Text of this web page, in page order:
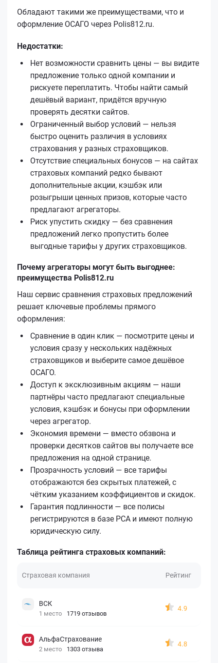
Обладают такими же преимуществами, что и
оформление ОСАГО через Polis812.ru.
Недостатки:
Нет возможности сравнить цены — вы видите
предложение только одной компании и
рискуете переплатить. Чтобы найти самый
дешёвый вариант, придётся вручную
проверять десятки сайтов.
Ограниченный выбор условий — нельзя
быстро оценить различия в условиях
страхования у разных страховщиков.
Отсутствие специальных бонусов — на сайтах
страховых компаний редко бывают
дополнительные акции, кэшбэк или
розыгрыши ценных призов, которые часто
предлагают агрегаторы.
Риск упустить скидку — без сравнения
предложений легко пропустить более
выгодные тарифы у других страховщиков.
Почему агрегаторы могут быть выгоднее:
преимущества Polis812.ru
Наш сервис сравнения страховых предложений
решает ключевые проблемы прямого
оформления:
Сравнение в один клик — посмотрите цены и
условия сразу у нескольких надёжных
страховщиков и выберите самое дешёвое
ОСАГО.
Доступ к эксклюзивным акциям — наши
партнёры часто предлагают специальные
условия, кэшбэк и бонусы при оформлении
через агрегатор.
Экономия времени — вместо обзвона и
проверки десятков сайтов вы получаете все
предложения на одной странице.
Прозрачность условий — все тарифы
отображаются без скрытых платежей, с
чётким указанием коэффициентов и скидок.
Гарантия подлинности — все полисы
регистрируются в базе РСА и имеют полную
юридическую силу.
Таблица рейтинга страховых компаний:
Страховая компания Рейтинг
ВСК
1 место 1719 отзывов
4.9
АльфаСтрахование
2 место 1303 отзыва
4.8